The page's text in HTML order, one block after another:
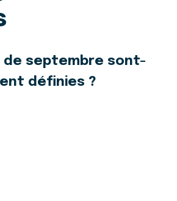
de septembre sont-
définies ?